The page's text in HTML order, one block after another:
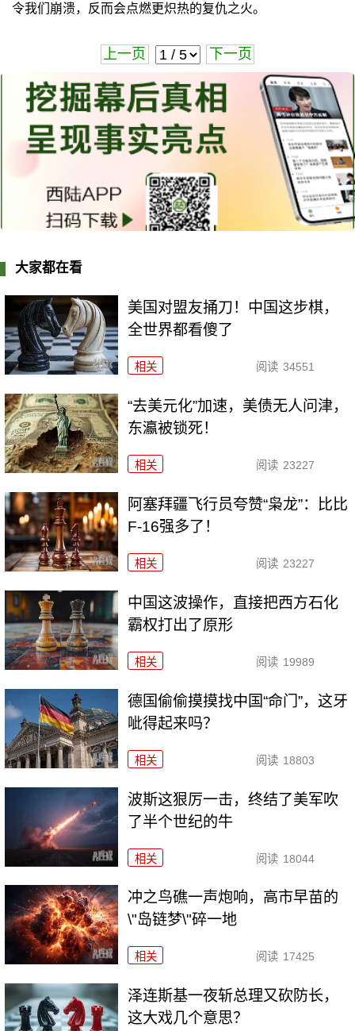
令我们崩溃，反而会点燃更炽热的复仇之火。
上一页 下一页
大家都在看
美国对盟友捅刀！中国这步棋，
全世界都看傻了
相关 阅读 34551
“去美元化”加速，美债无人问津，
东瀛被锁死！
相关 阅读 23227
阿塞拜疆飞行员夸赞“枭龙”：比比
F-16强多了！
相关 阅读 23227
中国这波操作，直接把西方石化
霸权打出了原形
相关 阅读 19989
德国偷偷摸摸找中国“命门”，这牙
呲得起来吗？
相关 阅读 18803
波斯这狠厉一击，终结了美军吹
了半个世纪的牛
相关 阅读 18044
冲之鸟礁一声炮响，高市早苗的
\"岛链梦\"碎一地
相关 阅读 17425
泽连斯基一夜斩总理又砍防长，
这大戏几个意思？